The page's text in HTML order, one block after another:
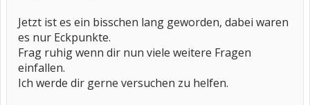
Jetzt ist es ein bisschen lang geworden, dabei waren
es nur Eckpunkte.
Frag ruhig wenn dir nun viele weitere Fragen
einfallen.
Ich werde dir gerne versuchen zu helfen.